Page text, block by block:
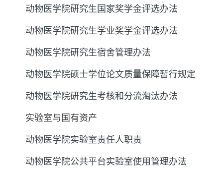
动物医学院研究生国家奖学金评选办法
动物医学院研究生学业奖学金评选办法
动物医学院研究生宿舍管理办法
动物医学院硕士学位论文质量保障暂行规定
动物医学院研究生考核和分流淘汰办法
实验室与国有资产
动物医学院实验室责任人职责
动物医学院公共平台实验室使用管理办法